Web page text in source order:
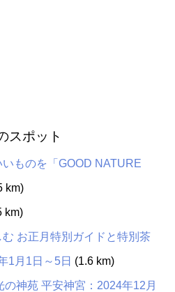
スポット
ものを「GOOD NATURE
km)
km)
お正月特別ガイドと特別茶
1月1日～5日 (1.6 km)
神苑 平安神宮：2024年12月